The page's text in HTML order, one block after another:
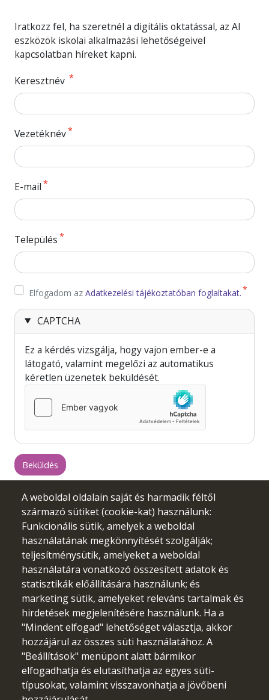
Iratkozz fel, ha szeretnél a digitális oktatással, az AI
eszközök iskolai alkalmazási lehetőségeivel
kapcsolatban híreket kapni.
Keresztnév
Vezetéknév
E-mail
Település
I Agree to the Terms and Conditions
Elfogadom az Adatkezelési tájékoztatóban foglaltakat.
CAPTCHA
Ez a kérdés vizsgálja, hogy vajon ember-e a
látogató, valamint megelőzi az automatikus
kéretlen üzenetek beküldését.
Az Európai Unió finanszírozásával. Az itt szereplő vélemények
és állítások a szerző(k) álláspontját tükrözik, és nem feltétlenül
egyeznek meg az Európai Unió vagy az Európai Oktatási és
Kulturális Végrehajtó Ügynökség (EACEA) hivatalos
álláspontjával. Sem az Európai Unió, sem az EACEA nem
vonható felelősségre miattuk.
A weboldal oldalain saját és harmadik féltől
származó sütiket (cookie-kat) használunk:
Funkcionális sütik, amelyek a weboldal
használatának megkönnyítését szolgálják;
teljesítménysütik, amelyeket a weboldal
használatára vonatkozó összesített adatok és
statisztikák előállítására használunk; és
marketing sütik, amelyeket releváns tartalmak és
hirdetések megjelenítésére használunk. Ha a
"Mindent elfogad" lehetőséget választja, akkor
hozzájárul az összes süti használatához. A
"Beállítások" menüpont alatt bármikor
elfogadhatja és elutasíthatja az egyes süti-
típusokat, valamint visszavonhatja a jövőbeni